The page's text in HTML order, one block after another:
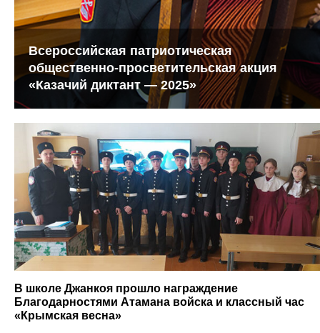
Всероссийская патриотическая
общественно-просветительская акция
«Казачий диктант — 2025»
В школе Джанкоя прошло награждение
Благодарностями Атамана войска и классный час
«Крымская весна»